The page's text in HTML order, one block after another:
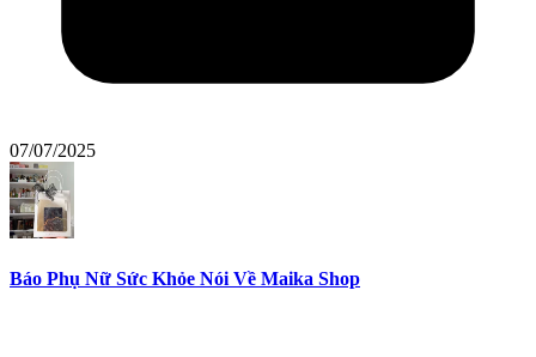
07/07/2025
Báo Phụ Nữ Sức Khỏe Nói Về Maika Shop